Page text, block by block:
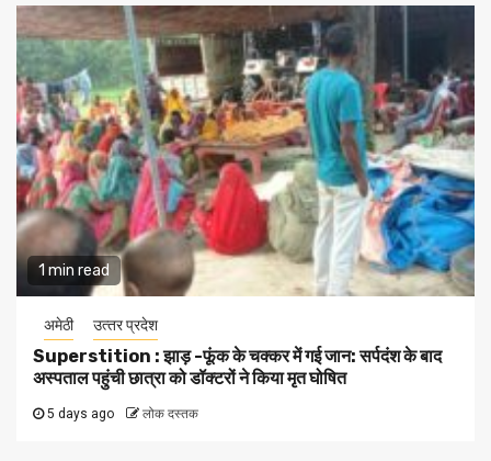
1 min read
अमेठी उत्‍तर प्रदेश
Superstition : झाड़ -फूंक के चक्कर में गई जान: सर्पदंश के बाद
अस्पताल पहुंची छात्रा को डॉक्टरों ने किया मृत घोषित
5 days ago लोक दस्तक